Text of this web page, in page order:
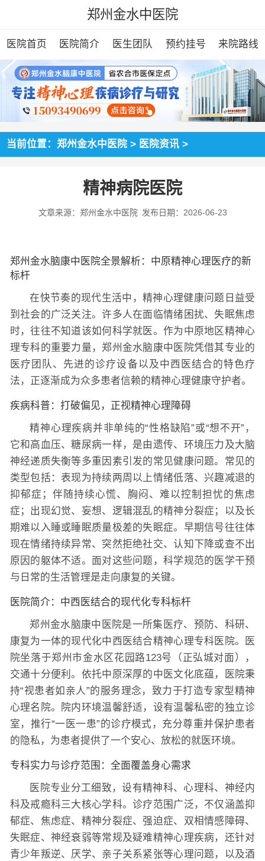
郑州金水中医院
医院首页 医院简介 医生团队 预约挂号 来院路线
当前位置：郑州金水中医院 > 医院资讯 >
精神病院医院
文章来源：郑州金水中医院 发布日期：2026-06-23
郑州金水脑康中医院全景解析：中原精神心理医疗的新
标杆
在快节奏的现代生活中，精神心理健康问题日益受
到社会的广泛关注。许多人在面临情绪困扰、失眠焦虑
时，往往不知道该如何科学就医。作为中原地区精神心
理专科的重要力量，郑州金水脑康中医院凭借其专业的
医疗团队、先进的诊疗设备以及中西医结合的特色疗
法，正逐渐成为众多患者信赖的精神心理健康守护者。
疾病科普：打破偏见，正视精神心理障碍
精神心理疾病并非单纯的“性格缺陷”或“想不开”，
它和高血压、糖尿病一样，是由遗传、环境压力及大脑
神经递质失衡等多重因素引发的常见健康问题。常见的
类型包括：表现为持续两周以上情绪低落、兴趣减退的
抑郁症；伴随持续心慌、胸闷、难以控制担忧的焦虑
症；出现幻觉、妄想、逻辑混乱的精神分裂症；以及长
期难以入睡或睡眠质量极差的失眠症。早期信号往往体
现在情绪持续异常、突然拒绝社交、认知下降或查不出
原因的躯体不适。面对这些问题，科学规范的医学干预
与日常的生活管理是走向康复的关键。
医院简介：中西医结合的现代化专科标杆
郑州金水脑康中医院是一所集医疗、预防、科研、
康复为一体的现代化中西医结合精神心理专科医院。医
院坐落于郑州市金水区花园路123号（正弘城对面），
交通十分便利。依托中原深厚的中医文化底蕴，医院秉
持“视患者如亲人”的服务理念，致力于打造专家型精神
心理名院。院内环境温馨舒适，设有温馨私密的独立诊
室，推行“一医一患”的诊疗模式，充分尊重并保护患者
的隐私，为患者提供了一个安心、放松的就医环境。
专科实力与诊疗范围：全面覆盖身心需求
医院专业分工细致，设有精神科、心理科、神经内
科及戒瘾科三大核心学科。诊疗范围广泛，不仅涵盖抑
郁症、焦虑症、精神分裂症、强迫症、双相情感障碍、
失眠症、神经衰弱等常规及疑难精神心理疾病，还针对
青少年叛逆、厌学、亲子关系紧张等心理问题，以及酒